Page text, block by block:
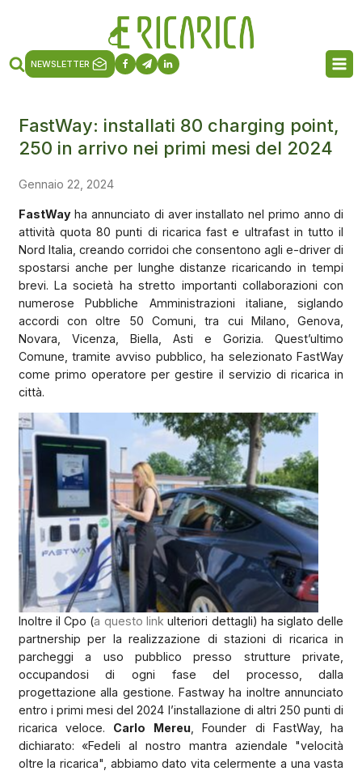
NEWSLETTER
FastWay: installati 80 charging point,
250 in arrivo nei primi mesi del 2024
Gennaio 22, 2024
FastWayha annunciato di aver installato nel primo anno di
attività quota 80 punti di ricarica fast e ultrafast in tutto il
Nord Italia, creando corridoi che consentono agli e-driver di
spostarsi anche per lunghe distanze ricaricando in tempi
brevi. La società ha stretto importanti collaborazioni con
numerose Pubbliche Amministrazioni italiane, siglando
accordi con oltre 50 Comuni, tra cui Milano, Genova,
Novara, Vicenza, Biella, Asti e Gorizia. Quest’ultimo
Comune, tramite avviso pubblico, ha selezionato FastWay
come primo operatore per gestire il servizio di ricarica in
città.
Inoltre il Cpo (a questo link ulteriori dettagli) ha siglato delle
partnership per la realizzazione di stazioni di ricarica in
parcheggi a uso pubblico presso strutture private,
occupandosi di ogni fase del processo, dalla
progettazione alla gestione. Fastway ha inoltre annunciato
entro i primi mesi del 2024 l’installazione di altri 250 punti di
ricarica veloce. Carlo Mereu, Founder di FastWay, ha
dichiarato: «Fedeli al nostro mantra aziendale "velocità
oltre la ricarica", abbiamo dato vita celermente a una vasta